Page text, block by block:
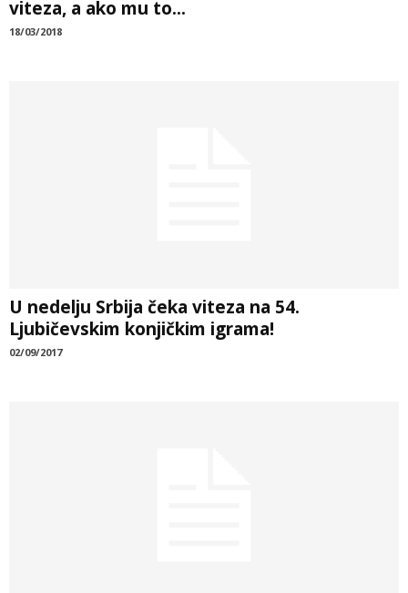
viteza, a ako mu to...
18/03/2018
U nedelju Srbija čeka viteza na 54.
Ljubičevskim konjičkim igrama!
02/09/2017